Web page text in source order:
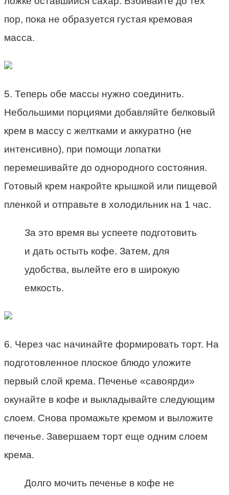
пор, пока не образуется густая кремовая
масса.
5. Теперь обе массы нужно соединить.
Небольшими порциями добавляйте белковый
крем в массу с желтками и аккуратно (не
интенсивно), при помощи лопатки
перемешивайте до однородного состояния.
Готовый крем накройте крышкой или пищевой
пленкой и отправьте в холодильник на 1 час.
За это время вы успеете подготовить
и дать остыть кофе. Затем, для
удобства, вылейте его в широкую
емкость.
6. Через час начинайте формировать торт. На
подготовленное плоское блюдо уложите
первый слой крема. Печенье «савоярди»
окунайте в кофе и выкладывайте следующим
слоем. Снова промажьте кремом и выложите
печенье. Завершаем торт еще одним слоем
крема.
Долго мочить печенье в кофе не